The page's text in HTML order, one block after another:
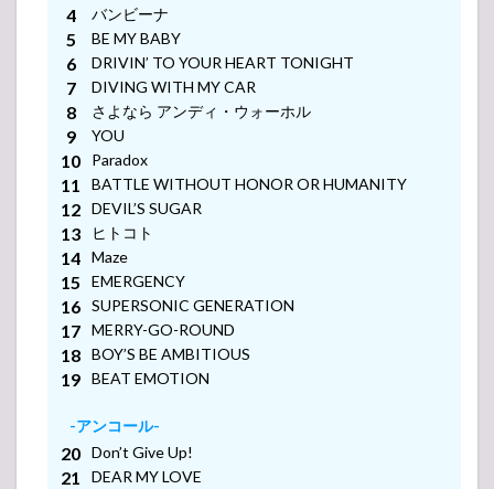
“Back to Live”
~とどけ。
Day 1
(Memories)~
HOTEI
40th
Anniversary
Special GIGS
“Back to Live”
~とどけ。Day
2
(Adventures)~
6.5
beat
crazy
Presents
Special
Gig B.C.
2021
6.6
HOTEI 40th
-アンコール-
バンビーナ
BE MY BABY
DRIVIN’ TO YOUR HEART TONIGHT
DIVING WITH MY CAR
さよなら アンディ・ウォーホル
YOU
Paradox
BATTLE WITHOUT HONOR OR HUMANITY
DEVIL’S SUGAR
ヒトコト
Maze
EMERGENCY
SUPERSONIC GENERATION
MERRY-GO-ROUND
BOY’S BE AMBITIOUS
BEAT EMOTION
-アンコール-
Don’t Give Up!
DEAR MY LOVE